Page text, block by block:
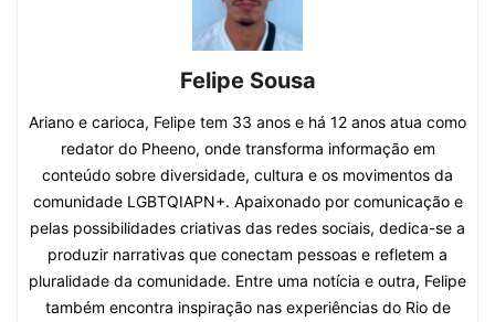
Felipe Sousa
Ariano e carioca, Felipe tem 33 anos e há 12 anos atua como
redator do Pheeno, onde transforma informação em
conteúdo sobre diversidade, cultura e os movimentos da
comunidade LGBTQIAPN+. Apaixonado por comunicação e
pelas possibilidades criativas das redes sociais, dedica-se a
produzir narrativas que conectam pessoas e refletem a
pluralidade da comunidade. Entre uma notícia e outra, Felipe
também encontra inspiração nas experiências do Rio de